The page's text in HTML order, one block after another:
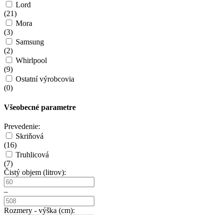
Lord
(21)
Mora
(3)
Samsung
(2)
Whirlpool
(9)
Ostatní výrobcovia
(0)
Všeobecné parametre
Prevedenie:
Skriňová
(16)
Truhlicová
(7)
Čistý objem (litrov):
–
Rozmery - výška (cm):